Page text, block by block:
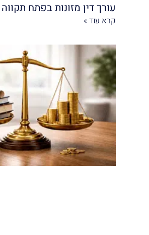
עורך דין מזונות בפתח תקווה
קרא עוד »